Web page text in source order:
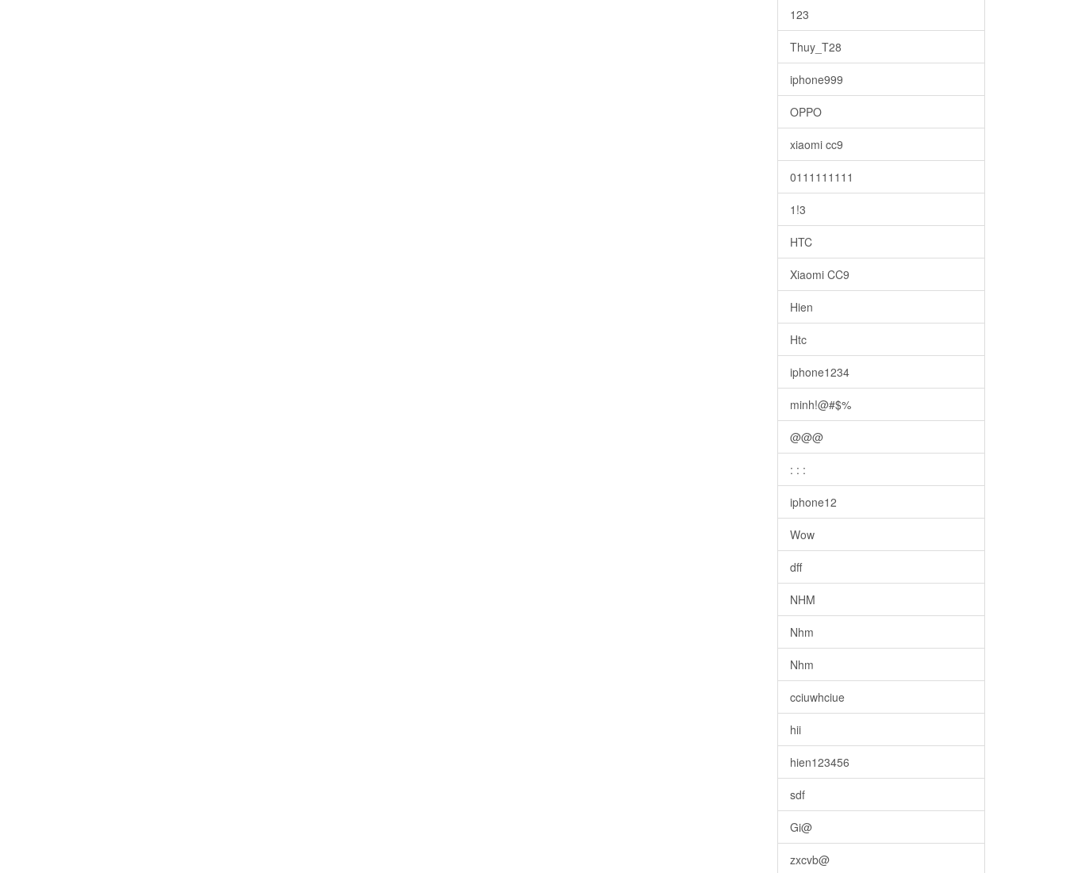
123
Thuy_T28
iphone999
OPPO
xiaomi cc9
0111111111
1!3
HTC
Xiaomi CC9
Hien
Htc
iphone1234
minh!@#$%
@@@
: : :
iphone12
Wow
dff
NHM
Nhm
Nhm
cciuwhciue
hii
hien123456
sdf
Gi@
zxcvb@